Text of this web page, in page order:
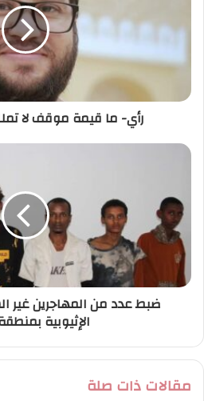
ك
ر
ي
رأي- ما قيمة موقف لا
ضبط عدد من المهاجرين غير
الإثيوبية
مقالات ذات صلة